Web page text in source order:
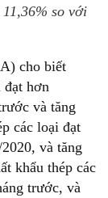
so với
cho biết
đạt hơn
và tăng
các loại đạt
và tăng
khẩu thép các
trước, và